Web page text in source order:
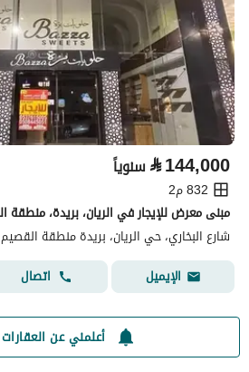
⃁144,000 سنوياً
832 م2
مبنى معرض للإيجار في الريان، بريدة، منطقة
شارع البخاري، حي الريان، بريدة منطقة القصيم
الإيميل
اتصال
أعلمني عن